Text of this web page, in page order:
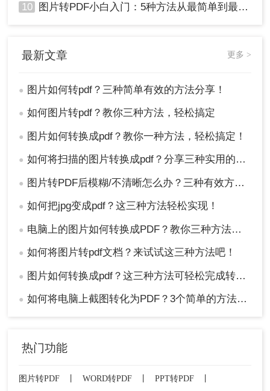
2、在“打印机”选项中选择“Microsoft Print to
PDF”。
4、如需合并多张图片，需重复操作或使用文
件资源管理器的“合并打印”功能。
macOS系统（使用“预览”应用）：
10 图片转PDF小白入门：5种方法从最简单到最专业逐步升级！
最新文章 更多 >
● 图片如何转pdf？三种简单有效的方法分享！
● 如何图片转pdf？教你三种方法，轻松搞定
● 图片如何转换成pdf？教你一种方法，轻松搞定！
● 如何将扫描的图片转换成pdf？分享三种实用的方法！
● 图片转PDF后模糊/不清晰怎么办？三种有效方法帮你解决！
● 如何把jpg变成pdf？这三种方法轻松实现！
● 电脑上的图片如何转换成PDF？教你三种方法，一秒就能搞定！
● 如何将图片转pdf文档？来试试这三种方法吧！
● 图片如何转换成pdf？这三种方法可轻松完成转换！
● 如何将电脑上截图转化为PDF？3个简单的方法，轻松解决！
热门功能
图片转PDF WORD转PDF PPT转PDF